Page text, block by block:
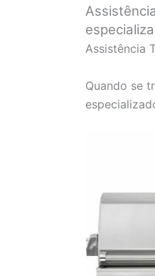
Assistência
Quando se